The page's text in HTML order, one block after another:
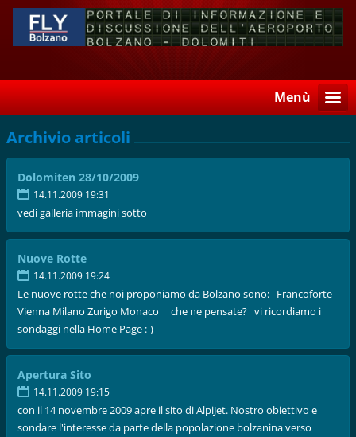
Menù
Archivio articoli
Dolomiten 28/10/2009
14.11.2009 19:31
vedi galleria immagini sotto
Nuove Rotte
14.11.2009 19:24
Le nuove rotte che noi proponiamo da Bolzano sono: Francoforte
Vienna Milano Zurigo Monaco che ne pensate? vi ricordiamo i
sondaggi nella Home Page :-)
Apertura Sito
14.11.2009 19:15
con il 14 novembre 2009 apre il sito di AlpiJet. Nostro obiettivo e
sondare l'interesse da parte della popolazione bolzanina verso